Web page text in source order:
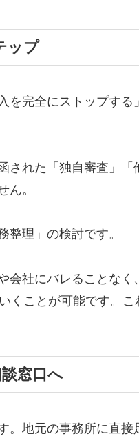
ップ
を完全にストップする
された「独自審査」「
ん。
理」の検討です。
会社にバレることなく
くことが可能です。こ
窓口へ
。地元の事務所に直接